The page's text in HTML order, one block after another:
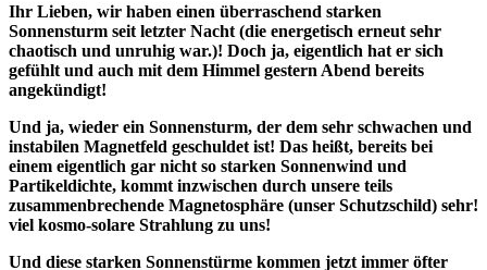
Ihr Lieben, wir haben einen überraschend starken
Sonnensturm seit letzter Nacht (die energetisch erneut sehr
chaotisch und unruhig war.)! Doch ja, eigentlich hat er sich
gefühlt und auch mit dem Himmel gestern Abend bereits
angekündigt!
Und ja, wieder ein Sonnensturm, der dem sehr schwachen und
instabilen Magnetfeld geschuldet ist! Das heißt, bereits bei
einem eigentlich gar nicht so starken Sonnenwind und
Partikeldichte, kommt inzwischen durch unsere teils
zusammenbrechende Magnetosphäre (unser Schutzschild) sehr!
viel kosmo-solare Strahlung zu uns!
Und diese starken Sonnenstürme kommen jetzt immer öfter